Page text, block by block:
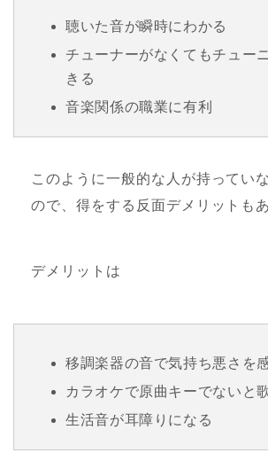
聴いた音が瞬時にわかる
チューナーがなくてもチュー
きる
音楽関係の職業に有利
このように一般的な人が持ってい
ので、得をする反面デメリットも
デメリットは
移調楽器の音で気持ち悪さを
カラオケで原曲キーでないと
生活音が耳障りになる